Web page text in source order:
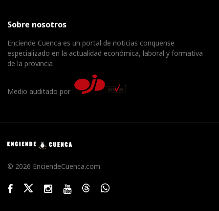
Sobre nosotros
Enciende Cuenca es un portal de noticias conquense
especializado en la actualidad económica, laboral y formativa
de la provincia
Medio auditado por
© 2026 EnciendeCuenca.com
FacebookTwitterInstagramYoutubeThreadsWhatsApp